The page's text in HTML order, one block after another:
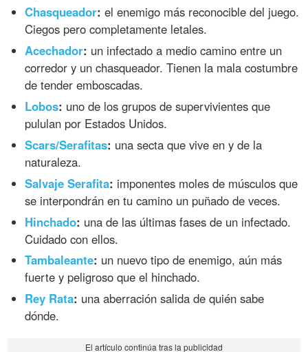
Chasqueador: el enemigo más reconocible del juego.
Ciegos pero completamente letales.
Acechador: un infectado a medio camino entre un
corredor y un chasqueador. Tienen la mala costumbre
de tender emboscadas.
Lobos: uno de los grupos de supervivientes que
pululan por Estados Unidos.
Scars/Serafitas: una secta que vive en y de la
naturaleza.
Salvaje Serafita: imponentes moles de músculos que
se interpondrán en tu camino un puñado de veces.
Hinchado: una de las últimas fases de un infectado.
Cuidado con ellos.
Tambaleante: un nuevo tipo de enemigo, aún más
fuerte y peligroso que el hinchado.
Rey Rata: una aberración salida de quién sabe
dónde.